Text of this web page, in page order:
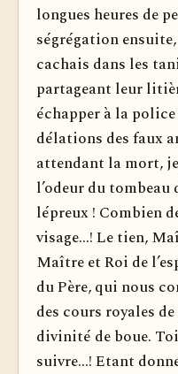
longues heures de
ségrégation
cachais dans les
partageant leur
échapper à la
délations des faux
attendant la mort,
l’odeur du tombeau
lépreux ! Combien
visage...! Le tien,
Maître et Roi de
du Père, qui nous
des cours royales
divinité de boue.
suivre...! Etant